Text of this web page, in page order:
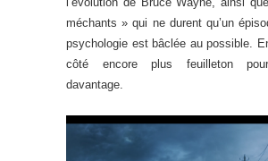
méchants » qui ne durent qu’un
psychologie est bâclée au possible.
côté encore plus feuilleton
davantage.